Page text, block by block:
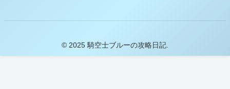
© 2025 騎空士ブルーの攻略日記.